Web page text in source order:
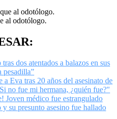
al odotólogo.
dos atentados a balazos en sus
pesadilla”
Eva tras 20 años del asesinato de
no fue mi hermana, ¿quién fue?"
Joven médico fue estrangulado
y su presunto asesino fue hallado